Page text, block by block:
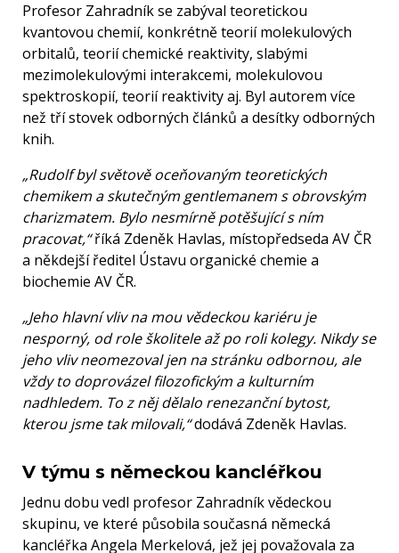
Profesor Zahradník se zabýval teoretickou
kvantovou chemií, konkrétně teorií molekulových
orbitalů, teorií chemické reaktivity, slabými
mezimolekulovými interakcemi, molekulovou
spektroskopií, teorií reaktivity aj. Byl autorem více
než tří stovek odborných článků a desítky odborných
knih.
„Rudolf byl světově oceňovaným teoretických
chemikem a skutečným gentlemanem s obrovským
charizmatem. Bylo nesmírně potěšující s ním
pracovat,“říká Zdeněk Havlas, místopředseda AV ČR
a někdejší ředitel Ústavu organické chemie a
biochemie AV ČR.
„Jeho hlavní vliv na mou vědeckou kariéru je
nesporný, od role školitele až po roli kolegy. Nikdy se
jeho vliv neomezoval jen na stránku odbornou, ale
vždy to doprovázel filozofickým a kulturním
nadhledem. To z něj dělalo renezanční bytost,
kterou jsme tak milovali,“dodává Zdeněk Havlas.
V týmu s německou kancléřkou
Jednu dobu vedl profesor Zahradník vědeckou
skupinu, ve které působila současná německá
kancléřka Angela Merkelová, jež jej považovala za